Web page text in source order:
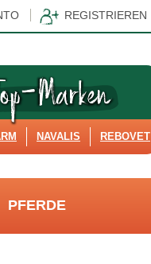
REGISTRIEREN
NAVALIS REBOVET
PFERDE